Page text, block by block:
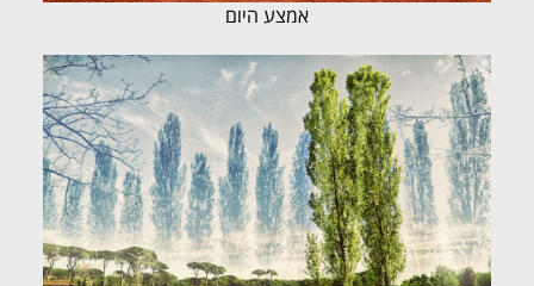
אמצע היום